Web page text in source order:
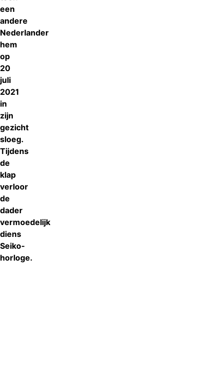
een
andere
Nederlander
hem
op
20
juli
2021
in
zijn
gezicht
sloeg.
Tijdens
de
klap
verloor
de
dader
vermoedelijk
diens
Seiko-
horloge.